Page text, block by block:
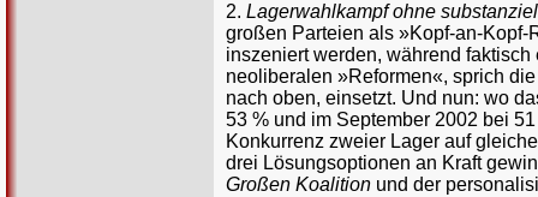
2. Lagerwahlkampf ohne
großen Parteien als »Kopf-an-
inszeniert werden, während
neoliberalen »Reformen«, sprich
nach oben, einsetzt. Und nun: wo
53 % und im September 2002 bei
Konkurrenz zweier Lager auf
drei Lösungsoptionen an Kraft
Großen Koalition und der